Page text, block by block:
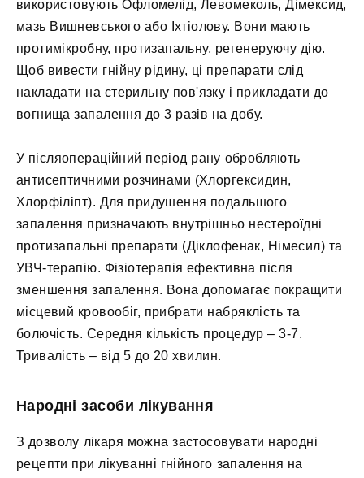
використовують Офломелід, Левомеколь, Дімексид,
мазь Вишневського або Іхтіолову. Вони мають
протимікробну, протизапальну, регенеруючу дію.
Щоб вивести гнійну рідину, ці препарати слід
накладати на стерильну пов'язку і прикладати до
вогнища запалення до 3 разів на добу.
У післяопераційний період рану обробляють
антисептичними розчинами (Хлоргексидин,
Хлорфіліпт). Для придушення подальшого
запалення призначають внутрішньо нестероїдні
протизапальні препарати (Діклофенак, Німесил) та
УВЧ-терапію. Фізіотерапія ефективна після
зменшення запалення. Вона допомагає покращити
місцевий кровообіг, прибрати набряклість та
болючість. Середня кількість процедур – 3-7.
Тривалість – від 5 до 20 хвилин.
Народні засоби лікування
З дозволу лікаря можна застосовувати народні
рецепти при лікуванні гнійного запалення на